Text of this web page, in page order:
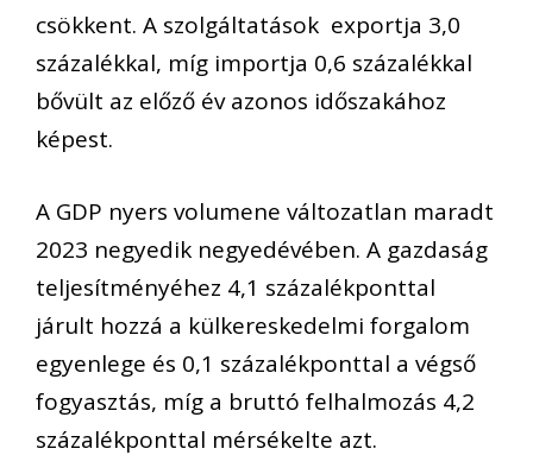
csökkent. A szolgáltatások exportja 3,0
százalékkal, míg importja 0,6 százalékkal
bővült az előző év azonos időszakához
képest.
A GDP nyers volumene változatlan maradt
2023 negyedik negyedévében. A gazdaság
teljesítményéhez 4,1 százalékponttal
járult hozzá a külkereskedelmi forgalom
egyenlege és 0,1 százalékponttal a végső
fogyasztás, míg a bruttó felhalmozás 4,2
százalékponttal mérsékelte azt.